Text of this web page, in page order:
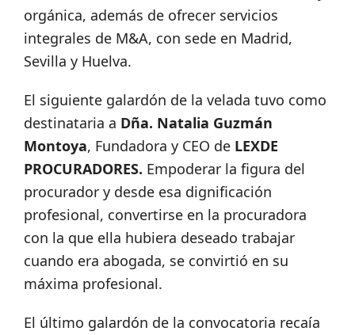
orgánica, además de ofrecer servicios
integrales de M&A, con sede en Madrid,
Sevilla y Huelva.
El siguiente galardón de la velada tuvo como
destinataria a Dña. Natalia Guzmán
Montoya, Fundadora y CEO de LEXDE
PROCURADORES. Empoderar la figura del
procurador y desde esa dignificación
profesional, convertirse en la procuradora
con la que ella hubiera deseado trabajar
cuando era abogada, se convirtió en su
máxima profesional.
El último galardón de la convocatoria recaía